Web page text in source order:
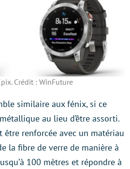
Crédit : WinFuture
similaire aux fénix, si ce
au lieu d’être assorti.
être renforcée avec un matériau
la fibre de verre de manière à
100 mètres et répondre à